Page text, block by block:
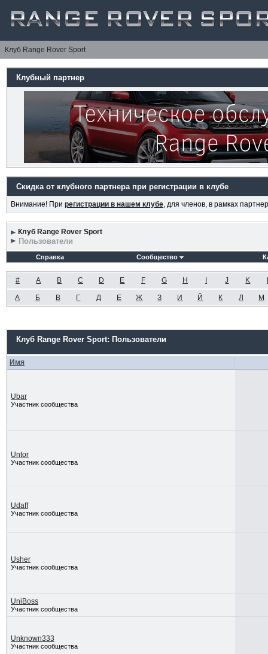
Клуб Range Rover Sport
Клубный партнер
Скидка от клубного партнера при регистрации в клубе
Внимание! При регистрации в нашем клубе, для членов, в рамках
Клуб Range Rover Sport
Пользователи
Справка Сообщество
# A B C D E F G H J K
А Б В Г Д Е Ж З И Й К Л М
Клуб Range Rover Sport: Пользователи
Имя
Ubar
Участник сообщества
Untor
Участник сообщества
Udaff
Участник сообщества
Usher
Участник сообщества
UniBoss
Участник сообщества
Unknown333
Участник сообщества